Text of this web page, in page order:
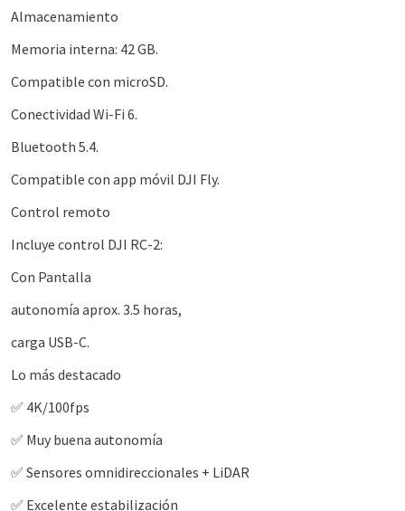
Almacenamiento
Memoria interna: 42 GB.
Compatible con microSD.
Conectividad Wi-Fi 6.
Bluetooth 5.4.
Compatible con app móvil DJI Fly.
Control remoto
Incluye control DJI RC-2:
Con Pantalla
autonomía aprox. 3.5 horas,
carga USB-C.
Lo más destacado
✅ 4K/100fps
✅ Muy buena autonomía
✅ Sensores omnidireccionales + LiDAR
✅ Excelente estabilización